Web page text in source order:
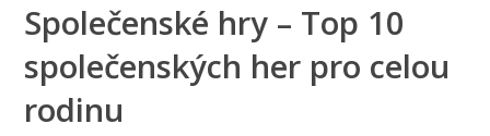
Společenské hry – Top 10
společenských her pro celou
rodinu